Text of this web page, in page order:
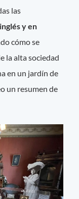
las
y en
cómo se
la alta sociedad
en un jardín de
un resumen de